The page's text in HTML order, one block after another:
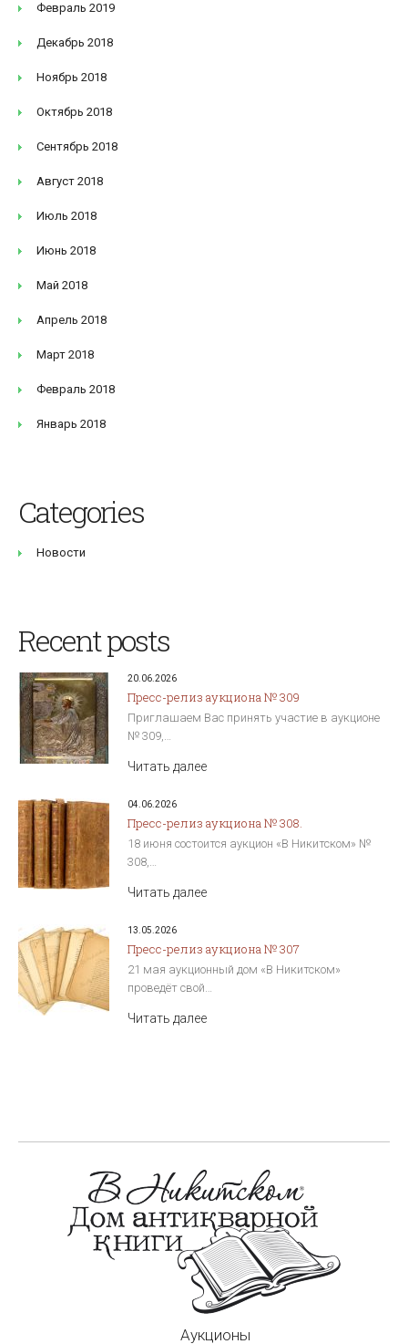
Февраль 2019
Декабрь 2018
Ноябрь 2018
Октябрь 2018
Сентябрь 2018
Август 2018
Июль 2018
Июнь 2018
Май 2018
Апрель 2018
Март 2018
Февраль 2018
Январь 2018
Categories
Новости
Recent posts
20.06.2026
Пресс-релиз аукциона № 309
Приглашаем Вас принять участие в аукционе
№ 309,…
Читать далее
04.06.2026
Пресс-релиз аукциона № 308.
18 июня состоится аукцион «В Никитском» №
308,…
Читать далее
13.05.2026
Пресс-релиз аукциона № 307
21 мая аукционный дом «В Никитском»
проведёт свой…
Читать далее
Аукционы